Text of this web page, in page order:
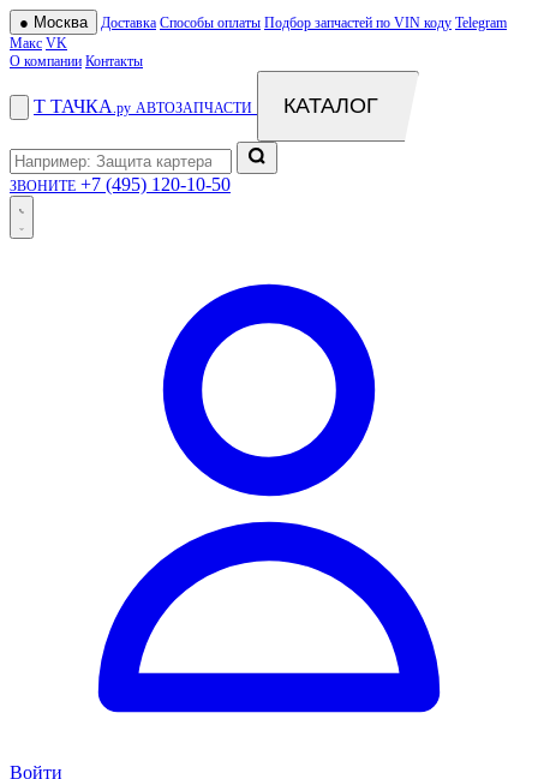
● Москва Доставка Способы оплаты Подбор запчастей по VIN коду Telegram
Макс VK
О компании Контакты
Т ТАЧКА .ру АВТОЗАПЧАСТИ КАТАЛОГ
ЗВОНИТЕ +7 (495) 120-10-50
Войти